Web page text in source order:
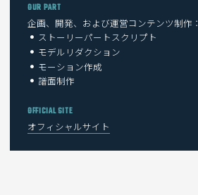
OUR PART
企画、開発、および運営コンテンツ制作：
ストーリーパートスクリプト
モデルリダクション
モーション作成
譜面制作
OFFICIAL SITE
オフィシャルサイト